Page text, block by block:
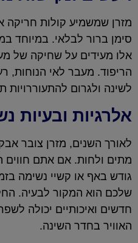
מזרן שמשמיע קולות חריקה
סימן ברור לבלאי. במיוחד
אלו מעידים על שחיקה של
הריפוד. מעבר לאי הנוחות,
לשינה ולגרום
אלרגיות ובעיות
לאורך השנים, מזרן צובר
מתים ולחות. אם אתם חווים
גודש באף או קשיי נשימה
שלכם הוא המקור לבעיה.
חדשים ואיכותיים יכולה
האוויר בחדר השינה.